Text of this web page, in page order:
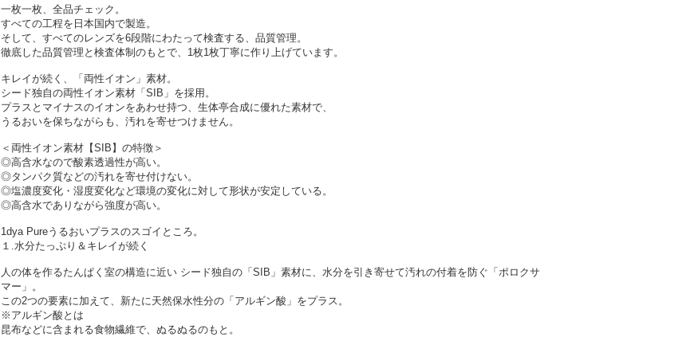
一枚一枚、全品チェック。
すべての工程を日本国内で製造。
そして、すべてのレンズを6段階にわたって検査する、品質管理。
徹底した品質管理と検査体制のもとで、1枚1枚丁寧に作り上げています。
キレイが続く、「両性イオン」素材。
シード独自の両性イオン素材「SIB」を採用。
プラスとマイナスのイオンをあわせ持つ、生体亭合成に優れた素材で、
うるおいを保ちながらも、汚れを寄せつけません。
＜両性イオン素材【SIB】の特徴＞
◎高含水なので酸素透過性が高い。
◎タンパク質などの汚れを寄せ付けない。
◎塩濃度変化・湿度変化など環境の変化に対して形状が安定している。
◎高含水でありながら強度が高い。
1dya Pureうるおいプラスのスゴイところ。
１.水分たっぷり＆キレイが続く
人の体を作るたんぱく室の構造に近い シード独自の「SIB」素材に、水分を引き寄せて汚れの付着を防ぐ「ポロクサ
マー」。
この2つの要素に加えて、新たに天然保水性分の「アルギン酸」をプラス。
※アルギン酸とは
昆布などに含まれる食物繊維で、ぬるぬるのもと。